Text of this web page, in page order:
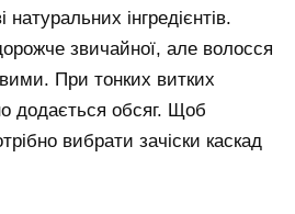
натуральних інгредієнтів.
звичайної, але волосся
При тонких витких
додається обсяг. Щоб
вибрати зачіски каскад